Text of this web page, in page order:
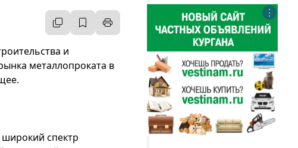
и
металлопроката в
спектр
⋮